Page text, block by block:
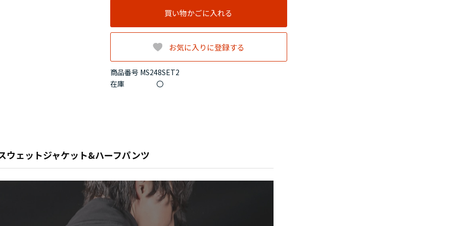
商品番号 MS248SET2
在庫
〇
買い物かごに入れる
お気に入りに登録する
ェットジャケット&ハーフパンツ